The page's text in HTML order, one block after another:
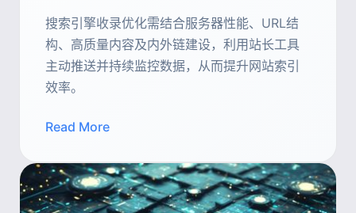
搜索引擎收录优化需结合服务器性能、URL结
构、高质量内容及内外链建设，利用站长工具
主动推送并持续监控数据，从而提升网站索引
效率。
Read More